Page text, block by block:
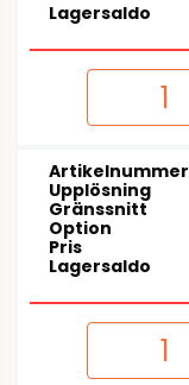
Lagersaldo
Artikelnummer
Upplösning
Gränssnitt
Option
Pris
Lagersaldo